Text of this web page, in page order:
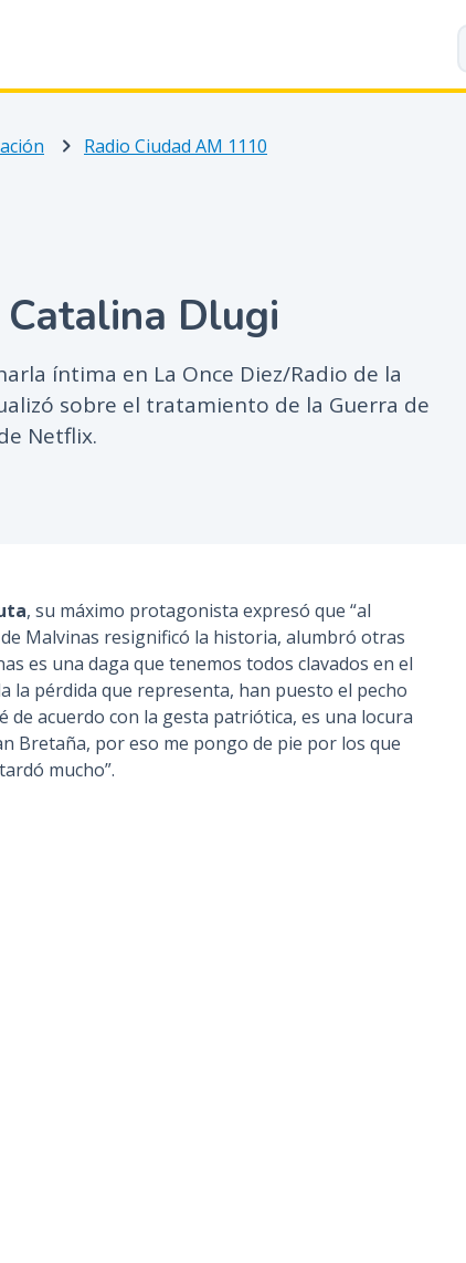
a
a
e
n
d
o
a
l
Radio Ciudad AM 1110
Dlugi
íntima en La Once Diez/Radio de la
sobre el tratamiento de la Guerra de
Netflix.
, su máximo protagonista expresó que “al
Malvinas resignificó la historia, alumbró otras
es una daga que tenemos todos clavados en el
la pérdida que representa, han puesto el pecho
acuerdo con la gesta patriótica, es una locura
Bretaña, por eso me pongo de pie por los que
mucho”.